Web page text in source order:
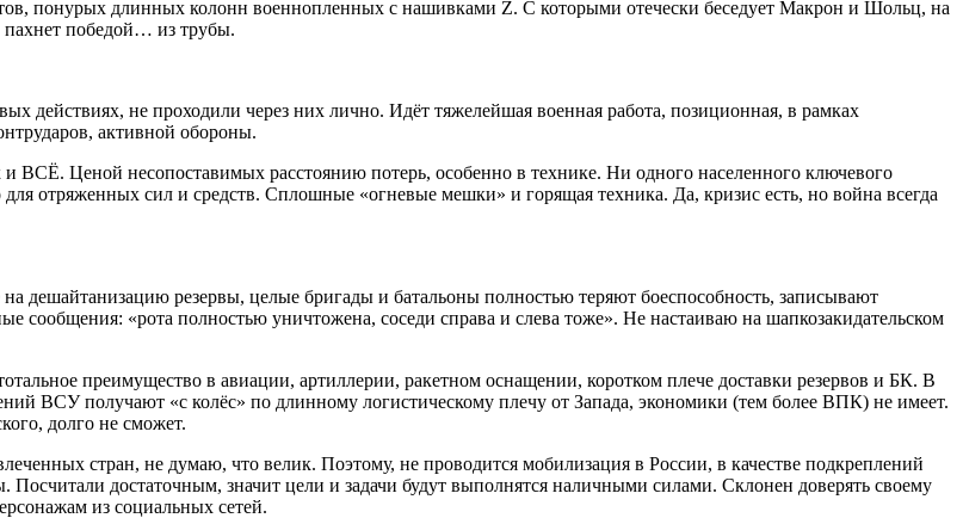
понурых длинных колонн военнопленных с нашивками Z. С которыми отечески беседует Макрон и Шольц, на
пахнет победой… из трубы.
действиях, не проходили через них лично. Идёт тяжелейшая военная работа, позиционная, в рамках
активной обороны.
Ценой несопоставимых расстоянию потерь, особенно в технике. Ни одного населенного ключевого
отряженных сил и средств. Сплошные «огневые мешки» и горящая техника. Да, кризис есть, но война всегда
дешайтанизацию резервы, целые бригады и батальоны полностью теряют боеспособность, записывают
сообщения: «рота полностью уничтожена, соседи справа и слева тоже». Не настаиваю на шапкозакидательском
преимущество в авиации, артиллерии, ракетном оснащении, коротком плече доставки резервов и БК. В
ВСУ получают «с колёс» по длинному логистическому плечу от Запада, экономики (тем более ВПК) не имеет.
долго не сможет.
стран, не думаю, что велик. Поэтому, не проводится мобилизация в России, в качестве подкреплений
достаточным, значит цели и задачи будут выполнятся наличными силами. Склонен доверять своему
из социальных сетей.